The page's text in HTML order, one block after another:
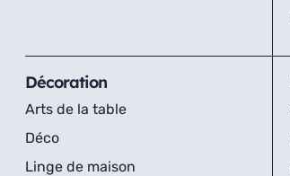
Décoration
Arts de la table
Déco
Linge de maison